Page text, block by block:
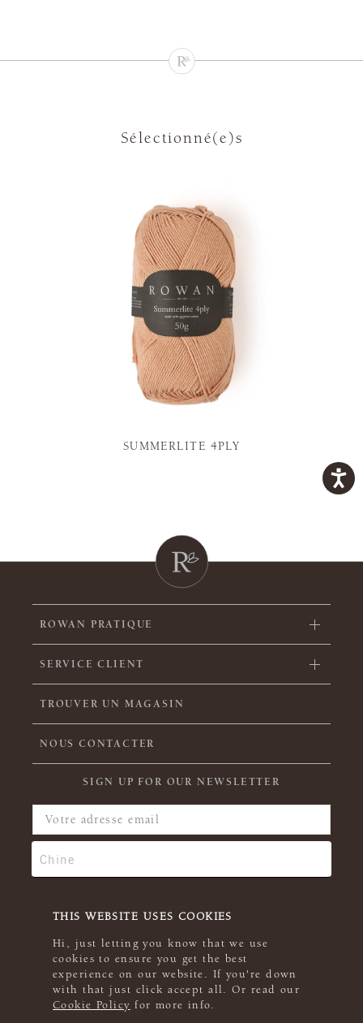
THIS WEBSITE USES COOKIES
Hi, just letting you know that we use
cookies to ensure you get the best
experience on our website. If you're down
with that just click accept all. Or read our
Cookie Policy for more info.
Sélectionné(e)s
SUMMERLITE 4PLY
ROWAN PRATIQUE
SERVICE CLIENT
TROUVER UN MAGASIN
NOUS CONTACTER
SIGN UP FOR OUR NEWSLETTER